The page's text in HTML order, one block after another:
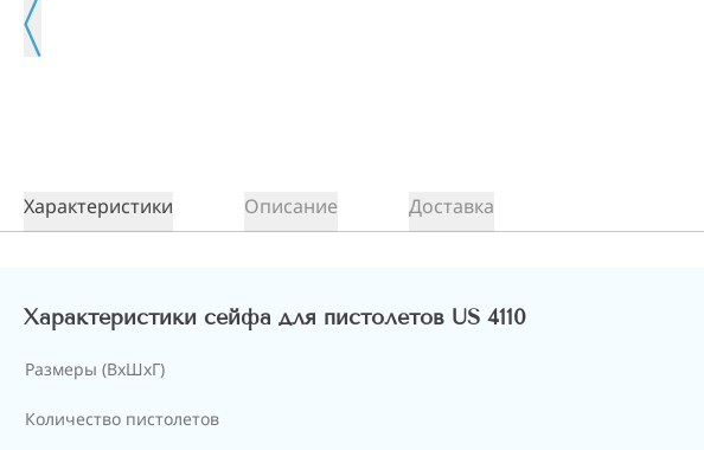
Характеристики Описание Доставка
Характеристики сейфа для пистолетов US 4110
Размеры (ВxШxГ)
Количество пистолетов